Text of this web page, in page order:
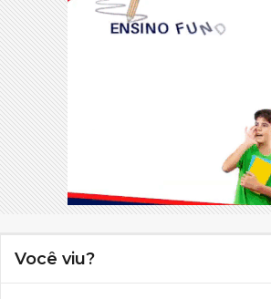
Você viu?